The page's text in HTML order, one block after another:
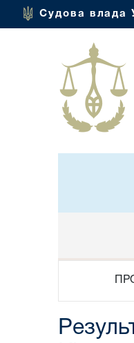
Судова влада